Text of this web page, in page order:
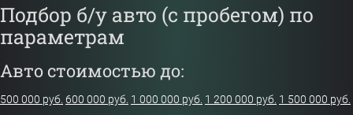
Подбор б/у авто (с пробегом) по
параметрам
Авто стоимостью до:
500 000 руб. 600 000 руб. 1 000 000 руб. 1 200 000 руб. 1 500 000 руб.